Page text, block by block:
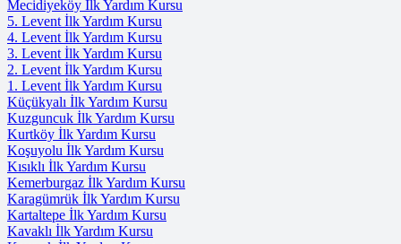
Mecidiyeköy İlk Yardım Kursu
5. Levent İlk Yardım Kursu
4. Levent İlk Yardım Kursu
3. Levent İlk Yardım Kursu
2. Levent İlk Yardım Kursu
1. Levent İlk Yardım Kursu
Küçükyalı İlk Yardım Kursu
Kuzguncuk İlk Yardım Kursu
Kurtköy İlk Yardım Kursu
Koşuyolu İlk Yardım Kursu
Kısıklı İlk Yardım Kursu
Kemerburgaz İlk Yardım Kursu
Karagümrük İlk Yardım Kursu
Kartaltepe İlk Yardım Kursu
Kavaklı İlk Yardım Kursu